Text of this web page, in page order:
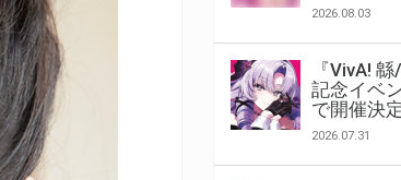
2026.08.03
『VivA!
記念イベ
で開催決
2026.07.31